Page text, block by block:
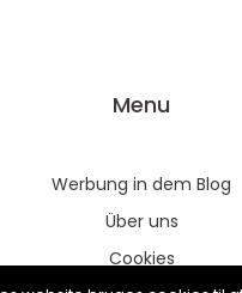
Menu
Werbung in dem Blog
Über uns
Cookies